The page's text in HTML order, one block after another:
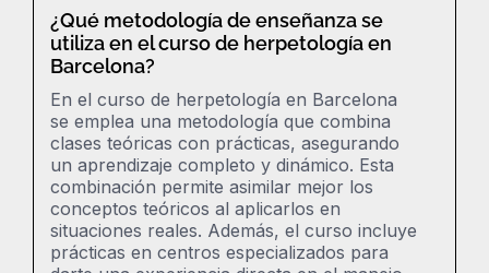
¿Qué metodología de enseñanza se
utiliza en el curso de herpetología en
Barcelona?
En el curso de herpetología en Barcelona
se emplea una metodología que combina
clases teóricas con prácticas, asegurando
un aprendizaje completo y dinámico. Esta
combinación permite asimilar mejor los
conceptos teóricos al aplicarlos en
situaciones reales. Además, el curso incluye
prácticas en centros especializados para